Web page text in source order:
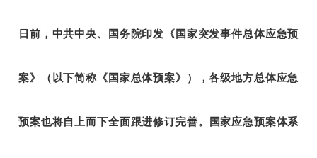
日前，中共中央、国务院印发《国家突发事件总体应急预
案》（以下简称《国家总体预案》），各级地方总体应急
预案也将自上而下全面跟进修订完善。 国家应急预案体系